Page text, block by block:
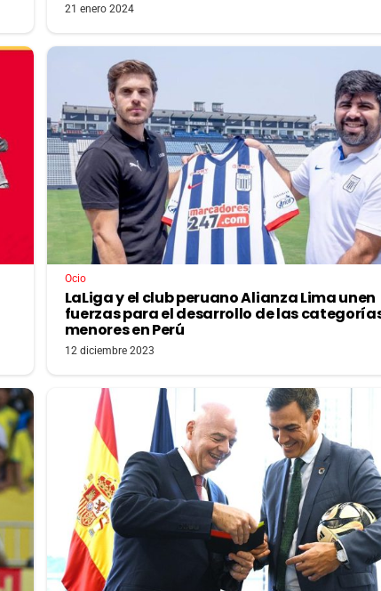
21 enero 2024
Ocio
LaLiga y el club peruano Alianza Lima unen
fuerzas para el desarrollo de las
menores en Perú
12 diciembre 2023